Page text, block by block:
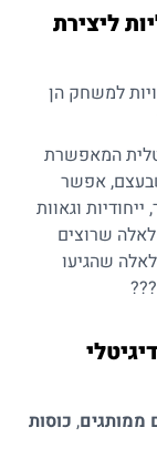
ליצירת
למשחק הן
המאפשרת
שבעצם, אפשר
וגאוות
שרוצים
שהגיעו
ממותגים, כוסות